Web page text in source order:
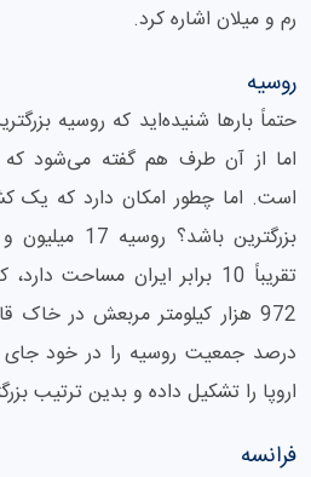
رم و میلان اشاره کرد.
روسیه
حتماً بارها شنیده‌اید که روسیه
اما از آن طرف هم گفته می‌شود که
است. اما چطور امکان دارد که یک
اروپا را تشکیل داده و بدین ترتیب
فرانسه